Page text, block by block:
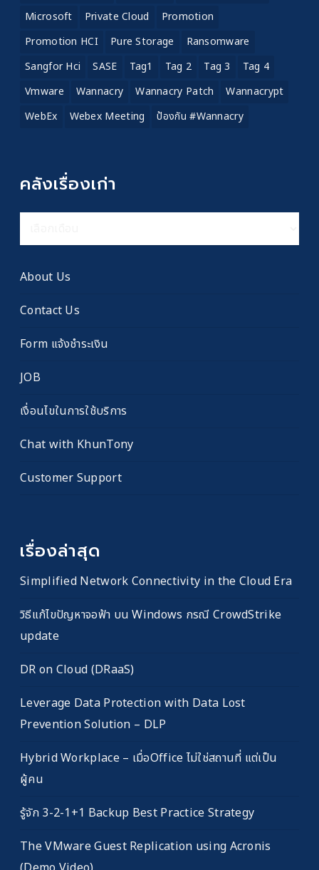
Microsoft
Private Cloud
Promotion
Promotion HCI
Pure Storage
Ransomware
Sangfor Hci
SASE Tag1 Tag 2 Tag 3
Tag 4
Vmware
Wannacry Wannacry Patch
Wannacrypt
WebEx
Webex Meeting ป้องกัน #wannacry
คลังเรื่องเก่า
เรื่อง
About Us
Contact Us
Form แจ้งชำระเงิน
JOB
เงื่อนไขในการใช้บริการ
Chat with KhunTony
Customer Support
เรื่องล่าสุด
Simplified Network Connectivity in the Cloud Era
วิธีแก้ไขปัญหาจอฟ้า บน Windows กรณี CrowdStrike
update
DR on Cloud (DRaaS)
Leverage Data Protection with Data Lost
Prevention Solution – DLP
Hybrid Workplace – เมื่อOffice ไม่ใช่สถานที่ แต่เป็น
ผู้คน
รู้จัก 3-2-1+1 Backup Best Practice Strategy
The VMware Guest Replication using Acronis